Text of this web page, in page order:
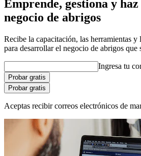
Emprende, gestiona y
negocio de abrigos
Recibe la capacitación, las herramientas y
para desarrollar el negocio de abrigos que
Ingresa tu
Probar gratis
Probar gratis
Aceptas recibir correos electrónicos de